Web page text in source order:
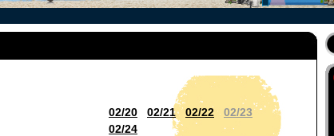
02/20 02/21 02/22
02/23
02/24